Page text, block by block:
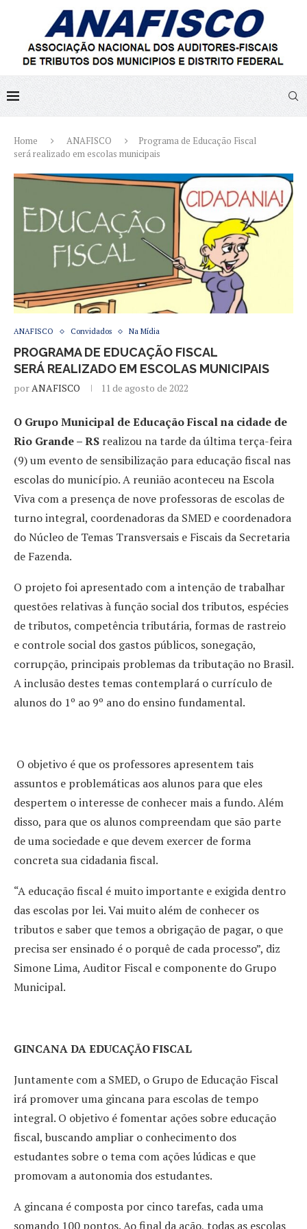
Home ANAFISCO
Programa de Educação Fiscal
será realizado em escolas municipais
ANAFISCO Convidados Na Mídia
PROGRAMA DE EDUCAÇÃO FISCAL
SERÁ REALIZADO EM ESCOLAS MUNICIPAIS
porANAFISCO 11 de agosto de 2022
O Grupo Municipal de Educação Fiscal na cidade de
Rio Grande – RS realizou na tarde da última terça-feira
(9) um evento de sensibilização para educação fiscal nas
escolas do município. A reunião aconteceu na Escola
Viva com a presença de nove professoras de escolas de
turno integral, coordenadoras da SMED e coordenadora
do Núcleo de Temas Transversais e Fiscais da Secretaria
de Fazenda.
O projeto foi apresentado com a intenção de trabalhar
questões relativas à função social dos tributos, espécies
de tributos, competência tributária, formas de rastreio
e controle social dos gastos públicos, sonegação,
corrupção, principais problemas da tributação no Brasil.
A inclusão destes temas contemplará o currículo de
alunos do 1º ao 9º ano do ensino fundamental.
O objetivo é que os professores apresentem tais
assuntos e problemáticas aos alunos para que eles
despertem o interesse de conhecer mais a fundo. Além
disso, para que os alunos compreendam que são parte
de uma sociedade e que devem exercer de forma
concreta sua cidadania fiscal.
“A educação fiscal é muito importante e exigida dentro
das escolas por lei. Vai muito além de conhecer os
tributos e saber que temos a obrigação de pagar, o que
precisa ser ensinado é o porquê de cada processo”, diz
Simone Lima, Auditor Fiscal e componente do Grupo
Municipal.
GINCANA DA EDUCAÇÃO FISCAL
Juntamente com a SMED, o Grupo de Educação Fiscal
irá promover uma gincana para escolas de tempo
integral. O objetivo é fomentar ações sobre educação
fiscal, buscando ampliar o conhecimento dos
estudantes sobre o tema com ações lúdicas e que
promovam a autonomia dos estudantes.
A gincana é composta por cinco tarefas, cada uma
somando 100 pontos. Ao final da ação, todas as escolas